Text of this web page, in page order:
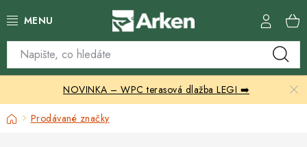
na
Skleníky
Zahradní přístřeškyNOVINKA – WPC terasová dlažba LEGI ➡️
DomůProdávané značky